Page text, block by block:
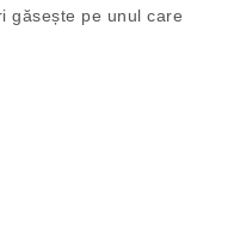
găsește pe unul care